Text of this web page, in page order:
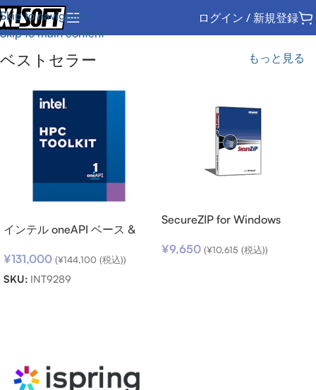
Skip to navigation
Skip to main content
ログイン / 新規登録
ベストセラー もっと見る
インテル oneAPI ベース &
ノード) SSR (期限内更新用)
¥131,000 (¥144,100 (税込))
SKU: INT9289
SecureZIP for Windows
ンロード
¥9,650 (¥10,615 (税込))